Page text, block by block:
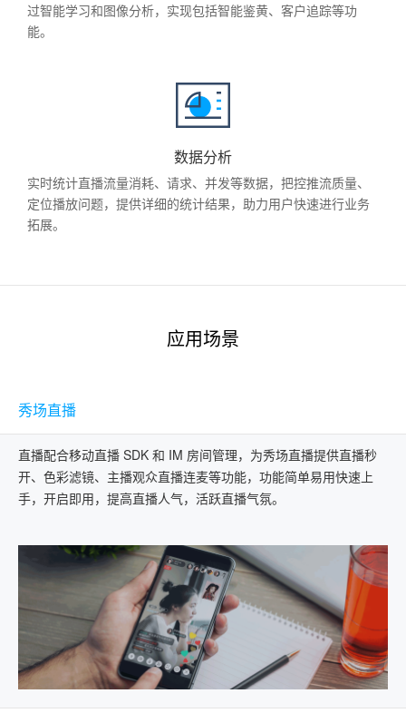
过智能学习和图像分析，实现包括智能鉴黄、客户追踪等功
能。
数据分析
实时统计直播流量消耗、请求、并发等数据，把控推流质量、
定位播放问题，提供详细的统计结果，助力用户快速进行业务
拓展。
应用场景
秀场直播
直播配合移动直播 SDK 和 IM 房间管理，为秀场直播提供直播秒
开、色彩滤镜、主播观众直播连麦等功能，功能简单易用快速上
手，开启即用，提高直播人气，活跃直播气氛。